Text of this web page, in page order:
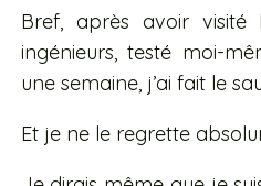
Bref, après avoir visité
ingénieurs, testé moi-
une semaine, j’ai fait le
Et je ne le regrette